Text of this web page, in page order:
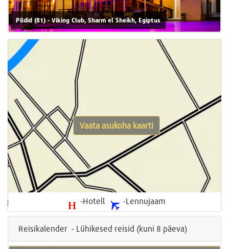
Pildid (81) - Viking Club, Sharm el Sheikh, Egiptus
-Hotell -Lennujaam
Vaata asukoha kaarti
Reisikalender - Lühikesed reisid (kuni 8 päeva)